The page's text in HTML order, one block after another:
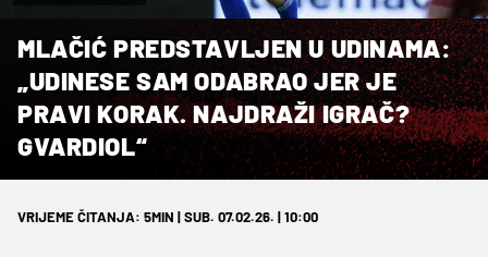
MLAČIĆ PREDSTAVLJEN U UDINAMA:
„UDINESE SAM ODABRAO JER JE
PRAVI KORAK. NAJDRAŽI IGRAČ?
GVARDIOL“
VRIJEME ČITANJA: 5MIN | SUB. 07.02.26. | 10:00